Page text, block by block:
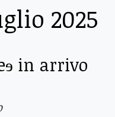
2025
in arrivo